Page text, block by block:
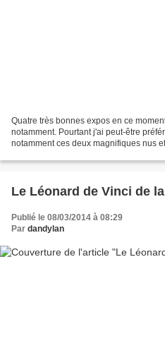
Quatre très bonnes expos en ce
notamment. Pourtant j'ai peut-être
notamment ces deux magnifiques nus
Le Léonard de Vinci de
Publié le 08/03/2014 à 08:29
Par dandylan